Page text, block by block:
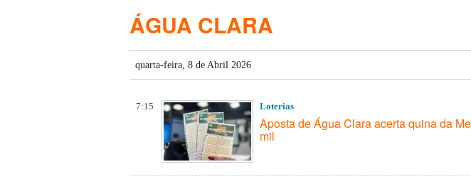
ÁGUA CLARA
quarta-feira, 8 de Abril 2026
7:15 Loterias
Aposta de Água Clara acerta quina da
mil